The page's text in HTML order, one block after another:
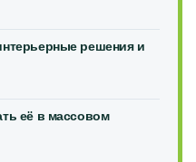
решения и
её в массовом